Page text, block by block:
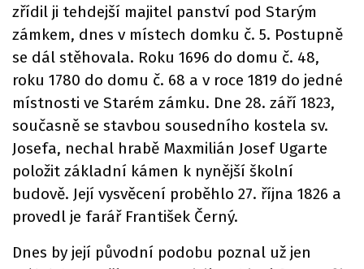
zřídil ji tehdejší majitel panství pod Starým
zámkem, dnes v místech domku č. 5. Postupně
se dál stěhovala. Roku 1696 do domu č. 48,
roku 1780 do domu č. 68 a v roce 1819 do jedné
místnosti ve Starém zámku. Dne 28. září 1823,
současně se stavbou sousedního kostela sv.
Josefa, nechal hrabě Maxmilián Josef Ugarte
položit základní kámen k nynější školní
budově. Její vysvěcení proběhlo 27. října 1826 a
provedl je farář František Černý.
Dnes by její původní podobu poznal už jen